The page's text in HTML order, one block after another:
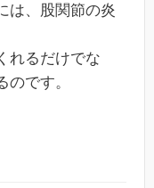
は、股関節の炎
れるだけでな
です。